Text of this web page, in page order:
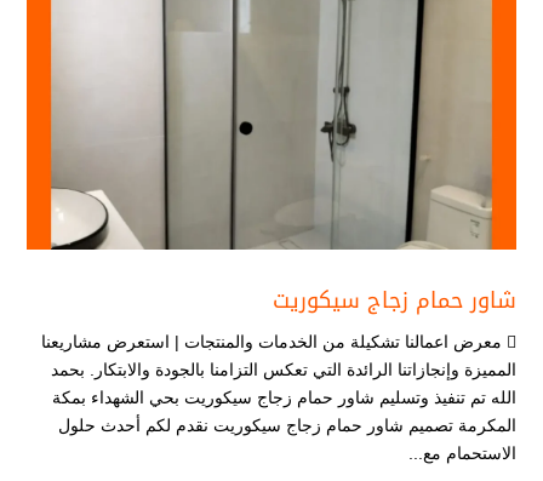
شاور حمام زجاج سيكوريت
 معرض اعمالنا تشكيلة من الخدمات والمنتجات | استعرض مشاريعنا
المميزة وإنجازاتنا الرائدة التي تعكس التزامنا بالجودة والابتكار. بحمد
الله تم تنفيذ وتسليم شاور حمام زجاج سيكوريت بحي الشهداء بمكة
المكرمة تصميم شاور حمام زجاج سيكوريت نقدم لكم أحدث حلول
الاستحمام مع...